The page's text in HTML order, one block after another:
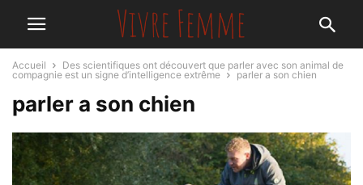
Accueil
Des scientifiques ont découvert que parler avec son animal de
compagnie est un signe d’intelligence extrême
parler a son chien
parler a son chien